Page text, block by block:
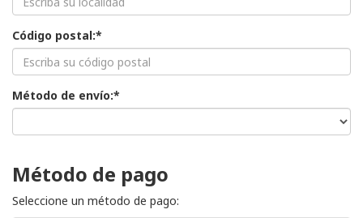
Código postal:*
Método de envío:*
Método de pago
Seleccione un método de pago: